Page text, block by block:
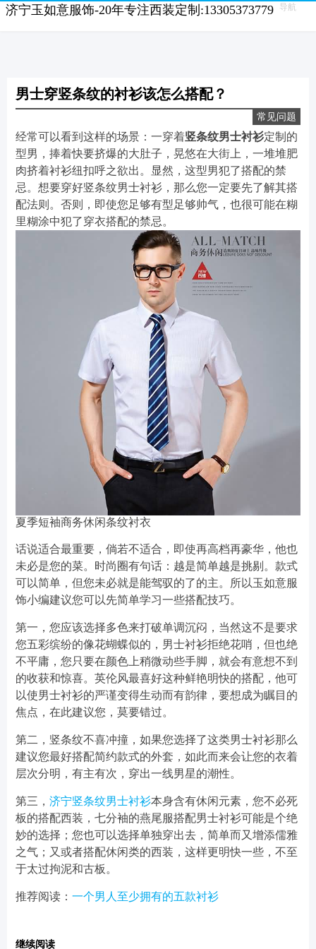
济宁玉如意服饰-20年专注西装定制:13305373779 导航
男士穿竖条纹的衬衫该怎么搭配？
常见问题
经常可以看到这样的场景：一穿着竖条纹男士衬衫定制的
型男，捧着快要挤爆的大肚子，晃悠在大街上，一堆堆肥
肉挤着衬衫纽扣呼之欲出。显然，这型男犯了搭配的禁
忌。想要穿好竖条纹男士衬衫，那么您一定要先了解其搭
配法则。否则，即使您足够有型足够帅气，也很可能在糊
里糊涂中犯了穿衣搭配的禁忌。
夏季短袖商务休闲条纹衬衣
话说适合最重要，倘若不适合，即使再高档再豪华，他也
未必是您的菜。时尚圈有句话：越是简单越是挑剔。款式
可以简单，但您未必就是能驾驭的了的主。所以玉如意服
饰小编建议您可以先简单学习一些搭配技巧。
第一，您应该选择多色来打破单调沉闷，当然这不是要求
您五彩缤纷的像花蝴蝶似的，男士衬衫拒绝花哨，但也绝
不平庸，您只要在颜色上稍微动些手脚，就会有意想不到
的收获和惊喜。英伦风最喜好这种鲜艳明快的搭配，他可
以使男士衬衫的严谨变得生动而有韵律，要想成为瞩目的
焦点，在此建议您，莫要错过。
第二，竖条纹不喜冲撞，如果您选择了这类男士衬衫那么
建议您最好搭配简约款式的外套，如此而来会让您的衣着
层次分明，有主有次，穿出一线男星的潮性。
第三， 济宁竖条纹男士衬衫本身含有休闲元素，您不必死
板的搭配西装，七分袖的燕尾服搭配男士衬衫可能是个绝
妙的选择；您也可以选择单独穿出去，简单而又增添儒雅
之气；又或者搭配休闲类的西装，这样更明快一些，不至
于太过拘泥和古板。
推荐阅读： 一个男人至少拥有的五款衬衫
继续阅读